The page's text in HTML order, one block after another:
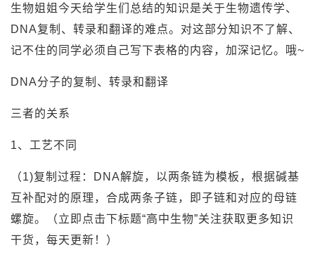
生物姐姐今天给学生们总结的知识是关于生物遗传学、
DNA复制、转录和翻译的难点。对这部分知识不了解、
记不住的同学必须自己写下表格的内容，加深记忆。哦~
DNA分子的复制、转录和翻译
三者的关系
1、工艺不同
（1)复制过程：DNA解旋，以两条链为模板，根据碱基
互补配对的原理，合成两条子链，即子链和对应的母链
螺旋。（立即点击下标题“高中生物”关注获取更多知识
干货，每天更新！）